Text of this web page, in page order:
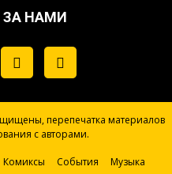
ЗА НАМИ
перепечатка материалов
с авторами.
Комиксы События
Музыка